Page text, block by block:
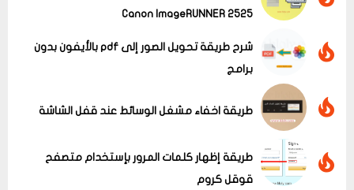
Canon ImageRUNNER 2525
شرح طريقة تحويل الصور إلى pdf بالأيفون بدون
برامج
طريقة اخفاء مشغل الوسائط عند قفل الشاشة
طريقة إظهار كلمات المرور بإستخدام متصفح
قوقل كروم